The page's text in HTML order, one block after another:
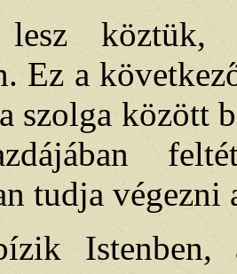
lesz
Ez a
szolga között
tudja végezni
Istenben,